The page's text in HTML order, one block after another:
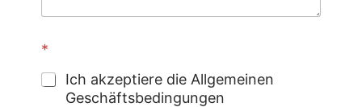
*
Ich akzeptiere die Allgemeinen
Geschäftsbedingungen